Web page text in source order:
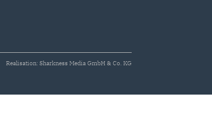
Realisation: Sharkness Media GmbH & Co. KG